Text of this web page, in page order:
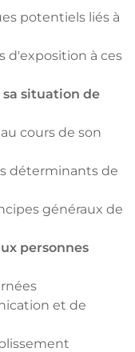
potentiels liés à
d'exposition à ces
sa situation de
cours de son
déterminants de
généraux de
personnes
et de